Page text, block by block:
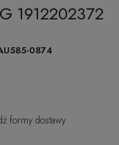
1912202372
0874
formy dostawy